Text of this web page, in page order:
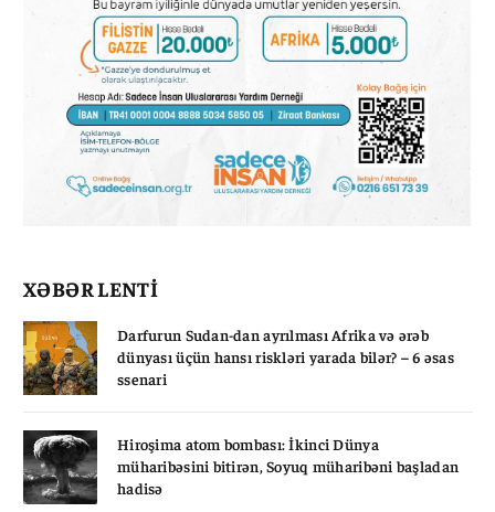
XƏBƏR LENTİ
Darfurun Sudan-dan ayrılması Afrika və ərəb
dünyası üçün hansı riskləri yarada bilər? – 6 əsas
ssenari
Hiroşima atom bombası: İkinci Dünya
müharibəsini bitirən, Soyuq müharibəni başladan
hadisə